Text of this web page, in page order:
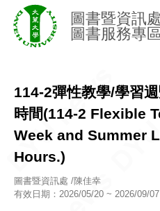
圖書暨資訊處
圖書服務專
114-2彈性教學/學習
時間(114-2 Flexible
Week and Summer
Hours.)
圖書暨資訊處 /陳佳幸
有效日期：2026/05/20 ~ 2026/09/07